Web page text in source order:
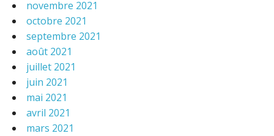
novembre 2021
octobre 2021
septembre 2021
août 2021
juillet 2021
juin 2021
mai 2021
avril 2021
mars 2021